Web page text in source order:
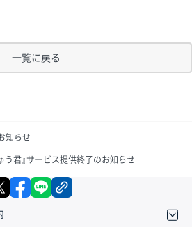
一覧に戻る
知らせ
う君』サービス提供終了のお知らせ
X facebook